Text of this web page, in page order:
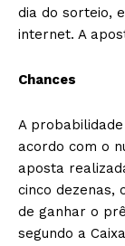
dia do sorteio,
internet. A
Chances
A
acordo com o
aposta
cinco dezenas,
de ganhar o
segundo a